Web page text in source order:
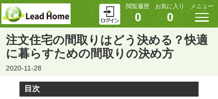
閲覧履歴
0
お気に入り
0
メニュー
注文住宅の間取りはどう決める？快適
に暮らすための間取りの決め方
2020-11-28
目次